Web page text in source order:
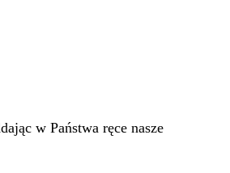
w Państwa ręce nasze